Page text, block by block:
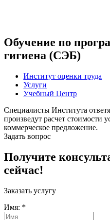
Обучение по
гигиена (СЭБ)
Институт оценки труда
Услуги
Учебный Центр
Специалисты Института
произведут расчет стоимости
коммерческое предложение.
Задать вопрос
Получите
сейчас!
Заказать услугу
Имя: *